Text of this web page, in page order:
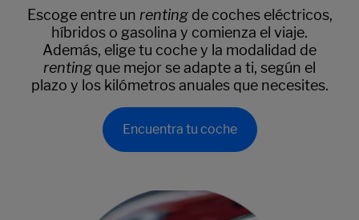
Escoge entre un renting de coches eléctricos,
híbridos o gasolina y comienza el viaje.
Además, elige tu coche y la modalidad de
renting que mejor se adapte a ti, según el
plazo y los kilómetros anuales que necesites.
Encuentra tu coche